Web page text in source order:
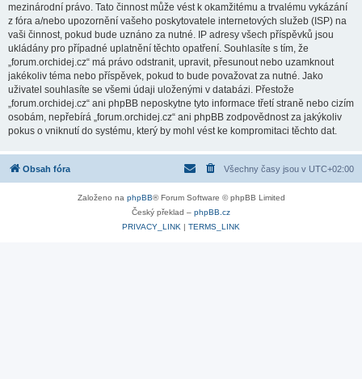
mezinárodní právo. Tato činnost může vést k okamžitému a trvalému vykázání
z fóra a/nebo upozornění vašeho poskytovatele internetových služeb (ISP) na
vaši činnost, pokud bude uznáno za nutné. IP adresy všech příspěvků jsou
ukládány pro případné uplatnění těchto opatření. Souhlasíte s tím, že
„forum.orchidej.cz“ má právo odstranit, upravit, přesunout nebo uzamknout
jakékoliv téma nebo příspěvek, pokud to bude považovat za nutné. Jako
uživatel souhlasíte se všemi údaji uloženými v databázi. Přestože
„forum.orchidej.cz“ ani phpBB neposkytne tyto informace třetí straně nebo cizím
osobám, nepřebírá „forum.orchidej.cz“ ani phpBB zodpovědnost za jakýkoliv
pokus o vniknutí do systému, který by mohl vést ke kompromitaci těchto dat.
Obsah fóra Všechny časy jsou v UTC+02:00
Založeno na phpBB® Forum Software © phpBB Limited
Český překlad – phpBB.cz
PRIVACY_LINK | TERMS_LINK